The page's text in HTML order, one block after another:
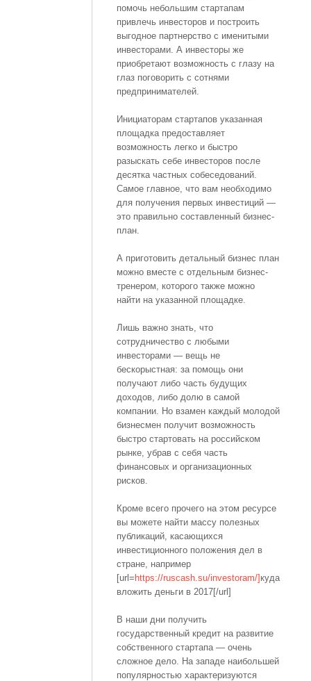
помочь небольшим стартапам
привлечь инвесторов и построить
выгодное партнерство с именитыми
инвесторами. А инвесторы же
приобретают возможность с глазу на
глаз поговорить с сотнями
предпринимателей.
Инициаторам стартапов указанная
площадка предоставляет
возможность легко и быстро
разыскать себе инвесторов после
десятка частных собеседований.
Самое главное, что вам необходимо
для получения первых инвестиций —
это правильно составленный бизнес-
план.
А приготовить детальный бизнес план
можно вместе с отдельным бизнес-
тренером, которого также можно
найти на указанной площадке.
Лишь важно знать, что
сотрудничество с любыми
инвесторами — вещь не
бескорыстная: за помощь они
получают либо часть будущих
доходов, либо долю в самой
компании. Но взамен каждый молодой
бизнесмен получит возможность
быстро стартовать на российском
рынке, убрав с себя часть
финансовых и организационных
рисков.
Кроме всего прочего на этом ресурсе
вы можете найти массу полезных
публикаций, касающихся
инвестиционного положения дел в
стране, например
[url= https://ruscash.su/investoram/] куда
вложить деньги в 2017[/url]
В наши дни получить
государственный кредит на развитие
собственного стартапа — очень
сложное дело. На западе наибольшей
популярностью характеризуются